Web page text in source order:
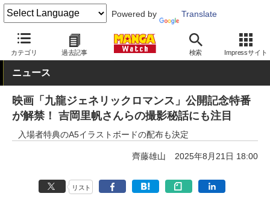
Powered by Translate
カテゴリ 過去記事 検索 Impressサイト
MANGA Watch エンタメ
ニュース
映画「九龍ジェネリックロマンス」公開記念特番
が解禁！ 吉岡里帆さんらの撮影秘話にも注目
入場者特典のA5イラストボードの配布も決定
齊藤雄山 2025年8月21日 18:00
リスト